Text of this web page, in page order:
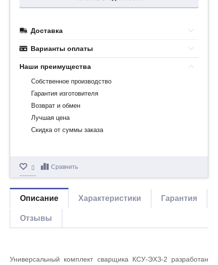
Доставка
Варианты оплаты
Наши преимущества
Собственное производство
Гарантия изготовителя
Возврат и обмен
Лучшая цена
Скидка от суммы заказа
Сравнить
Описание Характеристики Гарантия
Отзывы
Универсальный комплект сварщика КСУ-ЭХЗ-2 разработан